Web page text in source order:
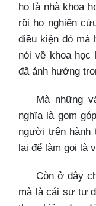
họ là nhà khoa
rồi họ nghiên
điều kiện đó mà
nói về khoa học
đã ảnh hưởng
Mà những
nghĩa là gom
người trên hành
lại để làm gọi là
Còn ở đây
mà là cái sự tư